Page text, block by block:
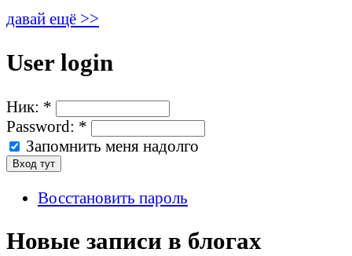
давай ещё >>
User login
Ник: *
Password: *
Запомнить меня надолго
Восстановить пароль
Новые записи в блогах